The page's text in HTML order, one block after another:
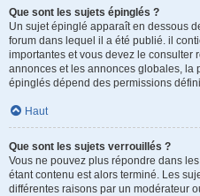
Que sont les sujets épinglés ?
Un sujet épinglé apparaît en dessous
forum dans lequel il a été publié. il
importantes et vous devez le consulter
annonces et les annonces globales, la
épinglés dépend des permissions
Haut
Que sont les sujets verrouillés ?
Vous ne pouvez plus répondre dans
étant contenu est alors terminé. Les
différentes raisons par un modérateur